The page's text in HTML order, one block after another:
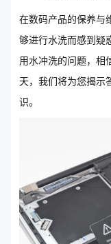
在数码产品的保养与
够进行水洗而感到疑
用水冲洗的问题，相
天，我们将为您揭示
识。